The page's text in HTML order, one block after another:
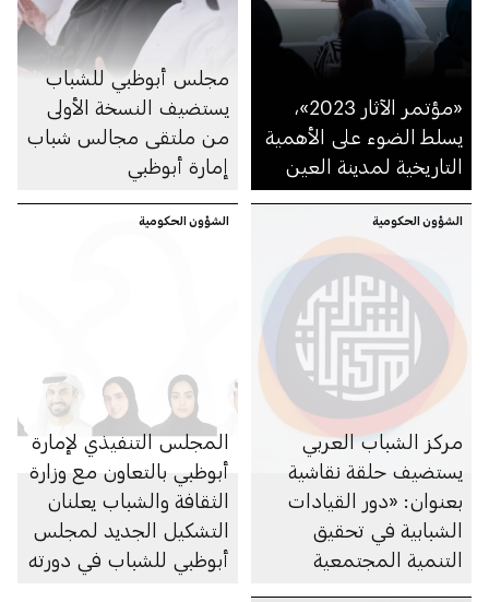
«مؤتمر الآثار 2023»،
يسلط الضوء على الأهمية
التاريخية لمدينة العين
مجلس أبوظبي للشباب
يستضيف النسخة الأولى
من ملتقى مجالس شباب
إمارة أبوظبي
الشؤون الحكومية
مركز الشباب العربي
يستضيف حلقة نقاشية
بعنوان: «دور القيادات
الشبابية في تحقيق
التنمية المجتمعية
الشؤون الحكومية
المجلس التنفيذي لإمارة
أبوظبي بالتعاون مع وزارة
الثقافة والشباب يعلنان
التشكيل الجديد لمجلس
أبوظبي للشباب في دورته